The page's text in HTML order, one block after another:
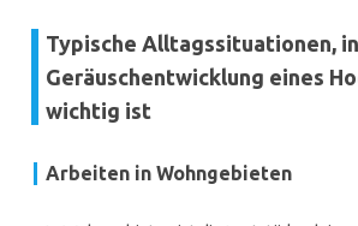
Typische Alltagssituationen,
Geräuschentwicklung eines
wichtig ist
Arbeiten in Wohngebieten